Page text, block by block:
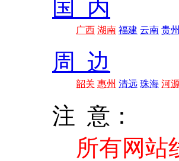
国 内
广西 湖南 福建 云南 贵州
周 边
韶关 惠州 清远 珠海 河
注 意：
所有网站